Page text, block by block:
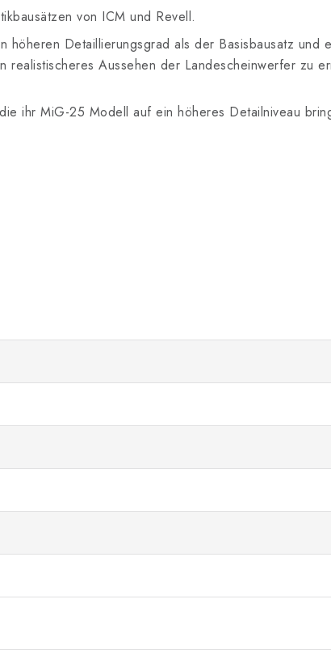
von ICM und Revell.
höheren Detaillierungsgrad als der Basisbausatz und
realistischeres Aussehen der Landescheinwerfer zu
ihr MiG-25 Modell auf ein höheres Detailniveau